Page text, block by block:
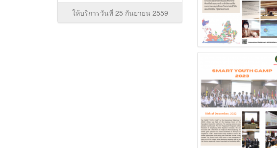
ให้บริการวันที่ 25 กันยายน 2559